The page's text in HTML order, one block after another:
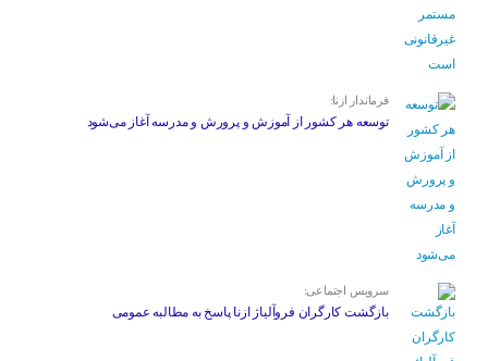
فرماندار ازنا:
توسعه هر کشور از آموزش و پرورش و مدرسه آغاز می‌شود
سرویس اجتماعی:
بازگشت کارگران فروآلیاژ ازنا پاسخ به مطالبه عمومی